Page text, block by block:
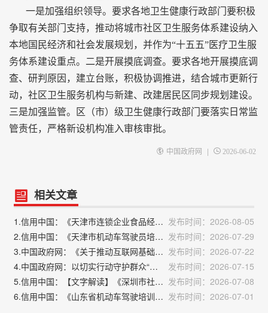
一是加强组织领导。要求各地卫生健康行政部门要积极
争取有关部门支持，推动将城市社区卫生服务体系建设纳入
本地国民经济和社会发展规划，并作为“十五五”医疗卫生服
务体系建设重点。二是开展摸底调查。要求各地开展摸底调
查、研判原因，建立台账，积极协调推进，结合城市更新行
动，社区卫生服务机构与新建、改建居民区同步规划建设。
三是加强监管。区（市）级卫生健康行政部门要落实日常监
管责任，严格新设机构准入审核审批。
中国政府网 | 2026-06-02
相关文章
1.信用中国：《天津市连锁企业食品经营许可“先证后核”信用承诺审批实施办法》政策解读 发布时间：2026-08-05
2.信用中国：《天津市机动车驾驶员培训机构及教练员综合信用评价管理办法》政策解读 发布时间：2026-07-29
3.中国政府网：《关于推动互联网基础资源高质量发展的指导意见》解读 发布时间：2026-07-22
4.中国政府网：以切实行动守护群众“家门口”的清水绿岸——解读《群众身边水体保护治理行动方案》
发布时间：2026-07-15
5.信用中国：【文字解读】《深圳市社会信用体系建设“十五五”行动计划》政策解读 发布时间：2026-07-08
6.信用中国：《山东省机动车驾驶培训教练员教学质量信誉考核办法》解读 发布时间：2026-07-01